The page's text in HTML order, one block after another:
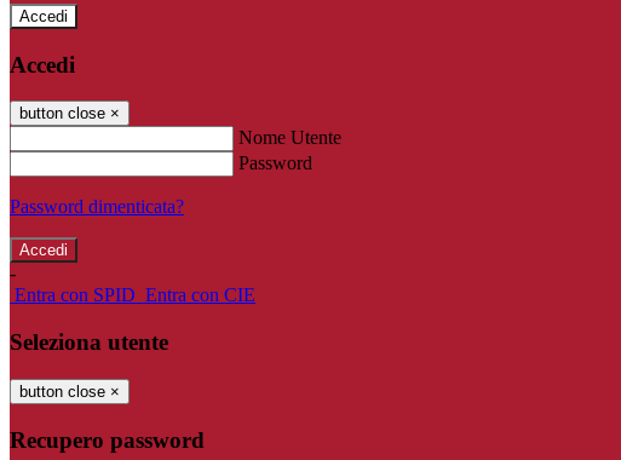
Accedi
Accedi
button close ×
Nome Utente
Password
Password dimenticata?
-
Entra con SPID Entra con CIE
Seleziona utente
button close ×
Recupero password